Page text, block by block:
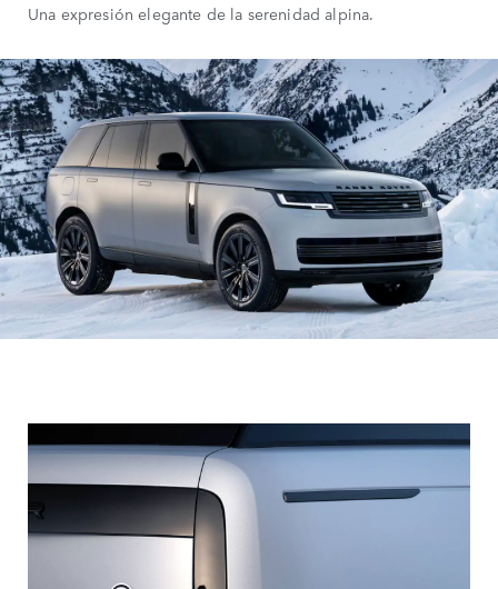
Una expresión elegante de la serenidad alpina.